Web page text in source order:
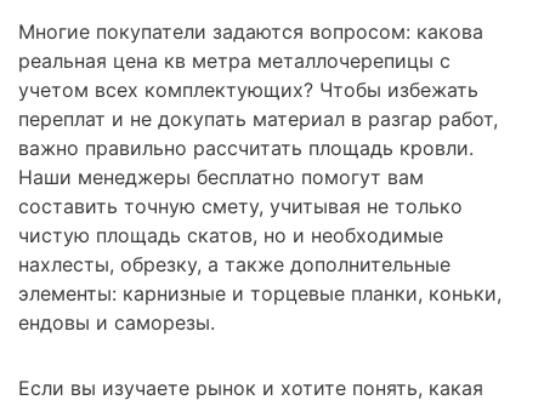
Многие покупатели задаются вопросом: какова
реальная цена кв метра металлочерепицы с
учетом всех комплектующих? Чтобы избежать
переплат и не докупать материал в разгар работ,
важно правильно рассчитать площадь кровли.
Наши менеджеры бесплатно помогут вам
составить точную смету, учитывая не только
чистую площадь скатов, но и необходимые
нахлесты, обрезку, а также дополнительные
элементы: карнизные и торцевые планки, коньки,
ендовы и саморезы.
Если вы изучаете рынок и хотите понять, какая